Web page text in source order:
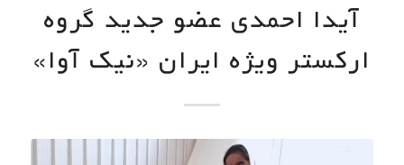
آیدا احمدی عضو جدید گروه
ارکستر ویژه ایران «نیک آوا»